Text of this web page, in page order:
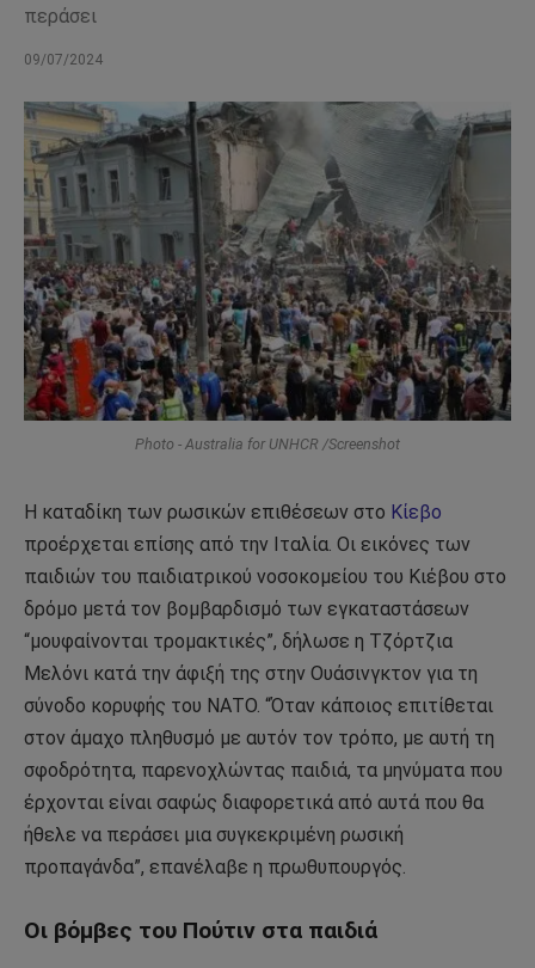
περάσει
09/07/2024
Photo - Australia for UNHCR /Screenshot
Η καταδίκη των ρωσικών επιθέσεων στο Κίεβο
προέρχεται επίσης από την Ιταλία. Οι εικόνες των
παιδιών του παιδιατρικού νοσοκομείου του Κιέβου στο
δρόμο μετά τον βομβαρδισμό των εγκαταστάσεων
“μουφαίνονται τρομακτικές”, δήλωσε η Τζόρτζια
Μελόνι κατά την άφιξή της στην Ουάσινγκτον για τη
σύνοδο κορυφής του ΝΑΤΟ. “Όταν κάποιος επιτίθεται
στον άμαχο πληθυσμό με αυτόν τον τρόπο, με αυτή τη
σφοδρότητα, παρενοχλώντας παιδιά, τα μηνύματα που
έρχονται είναι σαφώς διαφορετικά από αυτά που θα
ήθελε να περάσει μια συγκεκριμένη ρωσική
προπαγάνδα”, επανέλαβε η πρωθυπουργός.
Οι βόμβες του Πούτιν στα παιδιά